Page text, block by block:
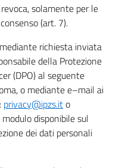
solamente per le
(art. 7).
richiesta inviata
della Protezione
(DPO) al seguente
o mediante e–mail ai
privacy@ipzs.ito
disponibile sul
dei dati personali